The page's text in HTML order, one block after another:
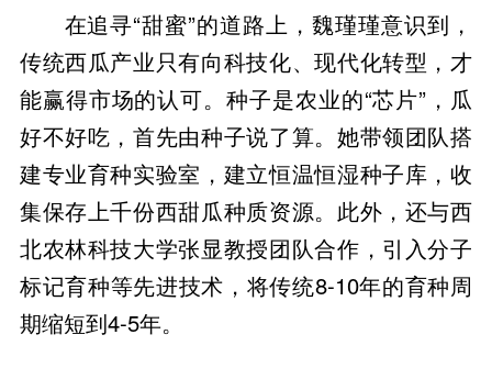
在追寻“甜蜜”的道路上，魏瑾瑾意识到，
传统西瓜产业只有向科技化、现代化转型，才
能赢得市场的认可。种子是农业的“芯片”，瓜
好不好吃，首先由种子说了算。她带领团队搭
建专业育种实验室，建立恒温恒湿种子库，收
集保存上千份西甜瓜种质资源。此外，还与西
北农林科技大学张显教授团队合作，引入分子
标记育种等先进技术，将传统8-10年的育种周